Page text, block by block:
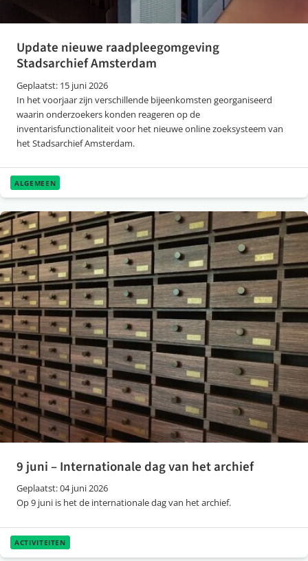
Update nieuwe raadpleegomgeving
Stadsarchief Amsterdam
Geplaatst: 15 juni 2026
In het voorjaar zijn verschillende bijeenkomsten georganiseerd
waarin onderzoekers konden reageren op de
inventarisfunctionaliteit voor het nieuwe online zoeksysteem van
het Stadsarchief Amsterdam.
ALGEMEEN
9 juni – Internationale dag van het archief
Geplaatst: 04 juni 2026
Op 9 juni is het de internationale dag van het archief.
ACTIVITEITEN